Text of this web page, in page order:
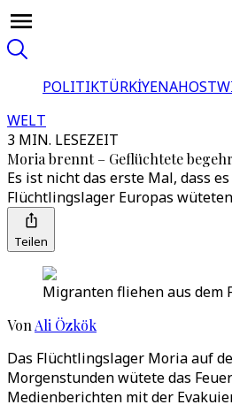
POLITIKTÜRKİYENAHOST
WELT
3 MIN. LESEZEIT
Moria brennt – Geflüchtete
Es ist nicht das erste Mal, dass
Flüchtlingslager Europas
Teilen
Migranten fliehen aus dem
Von Ali Özkök
Das Flüchtlingslager Moria auf
Morgenstunden wütete das
Medienberichten mit der